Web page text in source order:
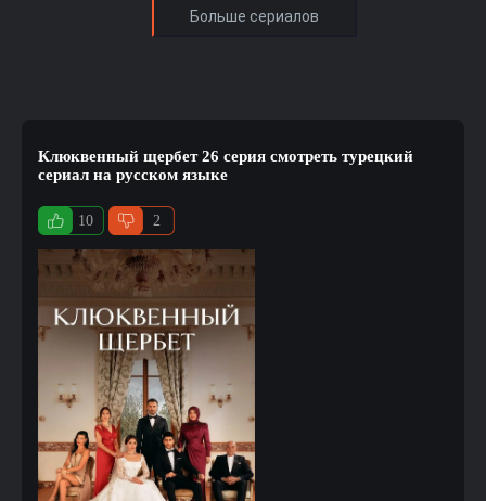
Клюквенный щербет 26 серия смотреть турецкий
сериал на русском языке
10 2